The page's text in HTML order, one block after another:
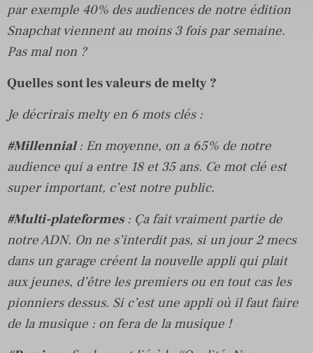
par exemple 40% des audiences de notre édition
Snapchat viennent au moins 3 fois par semaine.
Pas mal non ?
Quelles sont les valeurs de melty ?
Je décrirais melty en 6 mots clés :
#Millennial: En moyenne, on a 65% de notre
audience qui a entre 18 et 35 ans. Ce mot clé est
super important, c’est notre public.
#Multi-plateformes: Ça fait vraiment partie de
notre ADN. On ne s’interdit pas, si un jour 2 mecs
dans un garage créent la nouvelle appli qui plait
aux jeunes, d’être les premiers ou en tout cas les
pionniers dessus. Si c’est une appli où il faut faire
de la musique : on fera de la musique !